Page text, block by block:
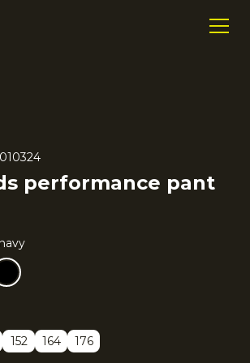
performance pant
navy
152 164 176